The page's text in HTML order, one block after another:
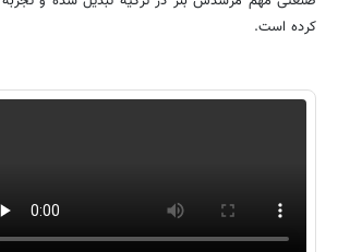
کرده است.